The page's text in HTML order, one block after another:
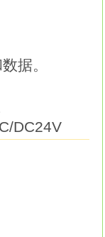
据。
DC24V